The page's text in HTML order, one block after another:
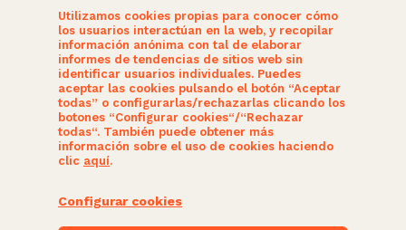
SOMOS CIUDADANOS
ACTUALIDAD
Utilizamos cookies propias para conocer cómo
los usuarios interactúan en la web, y recopilar
información anónima con tal de elaborar
informes de tendencias de sitios web sin
identificar usuarios individuales. Puedes
aceptar las cookies pulsando el botón “Aceptar
todas” o configurarlas/rechazarlas clicando los
botones “Configurar cookies“/“Rechazar
todas“. También puede obtener más
información sobre el uso de cookies haciendo
clic aquí.
Configurar cookies